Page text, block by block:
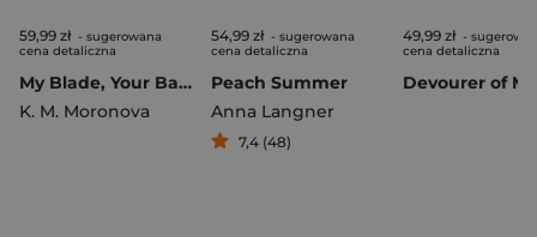
59,99 zł - sugerowana
cena detaliczna
My Blade, Your Back. Dark Forces (ilustrowane brzegi)
K. M. Moronova
54,99 zł - sugerowana
cena detaliczna
Peach Summer
Anna Langner
7,4 (48)
49,99 zł -
cena detaliczna